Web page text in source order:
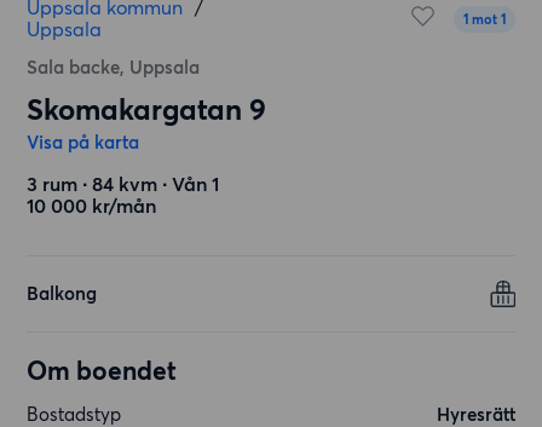
Uppsala kommun /
Uppsala
Sala backe, Uppsala
1 mot 1
Skomakargatan 9
Visa på karta
3 rum ∙ 84 kvm ∙ Vån 1
10 000 kr/mån
Balkong
Om boendet
Bostadstyp
Hyresrätt